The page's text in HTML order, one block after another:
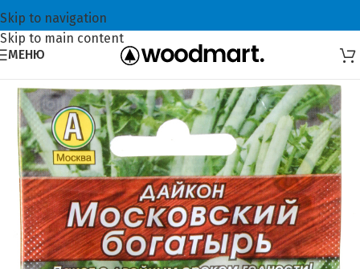
Skip to navigation
Skip to main content
МЕНЮ